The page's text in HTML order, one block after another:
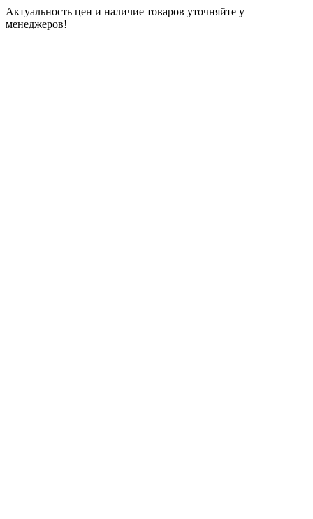
Актуальность цен и наличие товаров уточняйте у
менеджеров!